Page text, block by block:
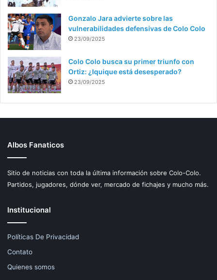
Gonzalo Jara advierte sobre las
vulnerabilidades defensivas de Colo Colo
23/09/2025
Colo Colo busca su primer triunfo con
Ortiz: ¿Iquique está desesperado?
23/09/2025
Albos Fanaticos
Sitio de noticias con toda la última información sobre Colo-Colo.
Partidos, jugadores, dónde ver, mercado de fichajes y mucho más.
Institucional
Políticas De Privacidad
Contato
Quienes somos